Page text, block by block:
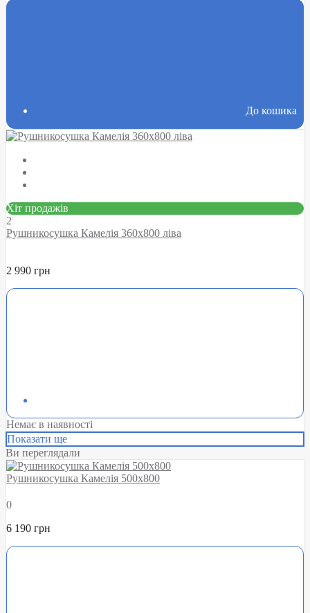
До кошика
Хіт продажів
2
Рушникосушка Камелія 360х800 ліва
2 990 грн
Немає в наявності
Показати ще
Ви переглядали
Рушникосушка Камелія 500х800
0
6 190 грн